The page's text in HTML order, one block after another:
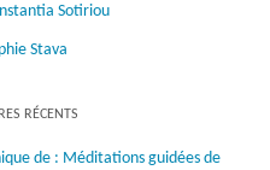
Sotiriou
Stava
RÉCENTS
de : Méditations guidées de